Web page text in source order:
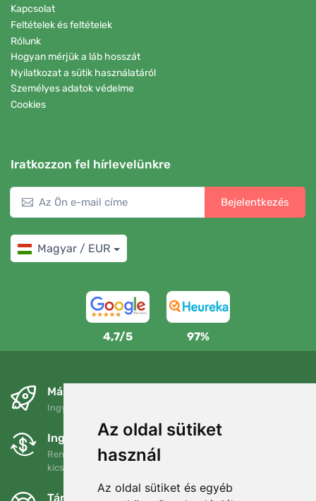
Az oldal sütiket
használ
Az oldal sütiket és egyéb
Kapcsolat
Feltételek és feltételek
Rólunk
Hogyan mérjük a láb hosszát
Nyilatkozat a sütik használatáról
Személyes adatok védelme
Cookies
Iratkozzon fel hírlevelünkre
Bejelentkezés
Magyar / EUR
4,7/5 97%
Másnapra és ingyenesen
Ingyenes szállítás a következő összeg felett: 80 EUR
Ingyenes csere és visszaküldés
Rendelését 90 napon belül bármikor visszaküldheti vagy
kicserélheti.
Támogatjuk a Trees.org-ot